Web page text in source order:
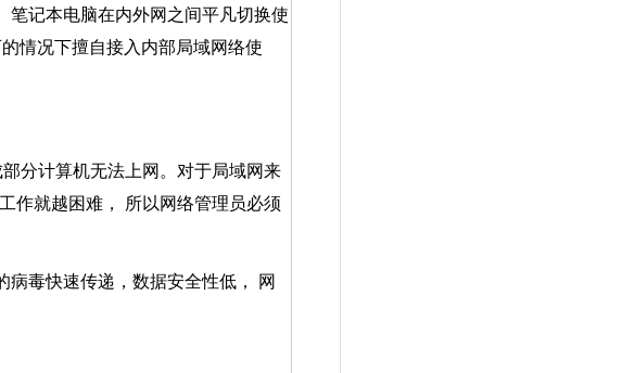
笔记本电脑在内外网之间平凡切换使
情况下擅自接入内部局域网络使
分计算机无法上网。对于局域网来
作就越困难， 所以网络管理员必须
毒快速传递，数据安全性低， 网